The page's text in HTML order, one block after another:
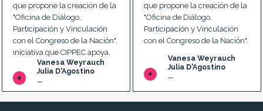
que propone la creación de la
"Oficina de Diálogo,
Participación y Vinculación
con el Congreso de la Nación",
iniciativa que CIPPEC apoya.
Vanesa Weyrauch
Julia D'Agostino
...
que propone la creación de la
"Oficina de Diálogo,
Participación y Vinculación
con el Congreso de la Nación".
Vanesa Weyrauch
Julia D'Agostino
...